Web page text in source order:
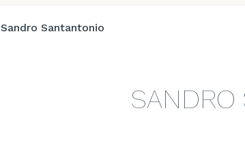
Sandro Santantonio
SANDRO